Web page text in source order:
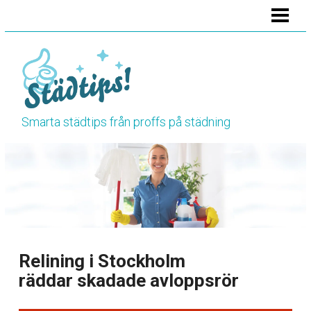
STÄDA KÖKET
STÄDA TOALETTEN
Smarta städtips från proffs på städning
Relining i Stockholm
räddar skadade avloppsrör